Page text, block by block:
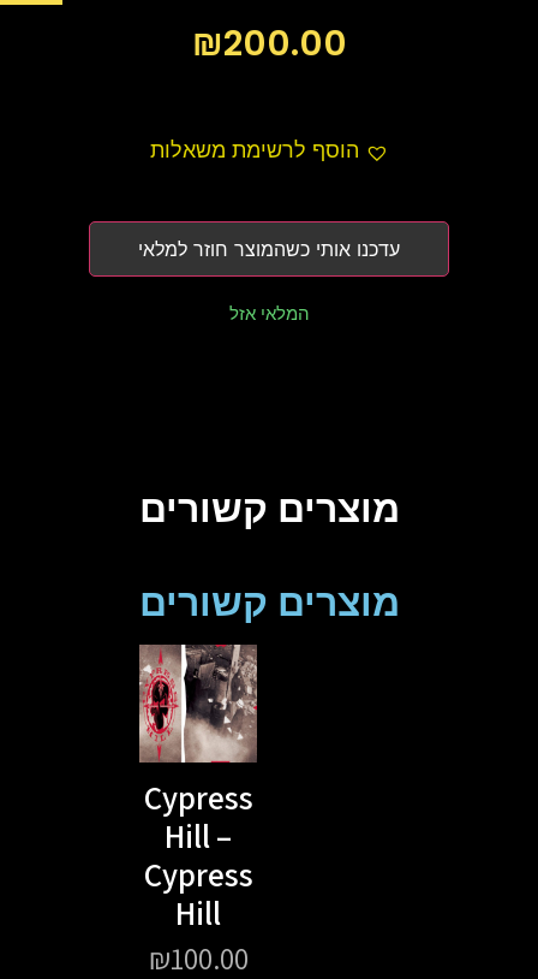
₪200.00
הוסף לרשימת משאלות
עדכנו אותי כשהמוצר חוזר למלאי
המלאי אזל
מוצרים קשורים
מוצרים קשורים
Cypress
Hill –
Cypress
Hill
₪100.00